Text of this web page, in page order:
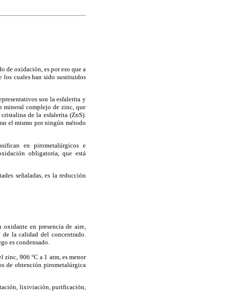
de oxidación, es por eso que a
los cuales han sido sustituidos
son la esfalerita y
mineral complejo de zinc, que
de la esfalerita (ZnS).
el mismo por ningún método
en pirometalúrgicos e
obligatoria, que está
señaladas, es la reducción
oxidante en presencia de aire,
de la calidad del concentrado.
es condensado.
906 °C a 1 atm, es menor
de obtención pirometalúrgica
lixiviación, purificación,